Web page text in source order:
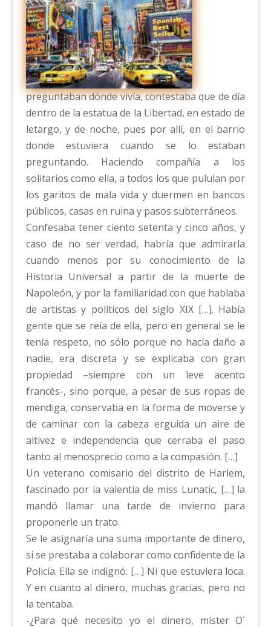
preguntaban dónde vivía, contestaba que de día
dentro de la estatua de la Libertad, en estado de
letargo, y de noche, pues por allí, en el barrio
donde estuviera cuando se lo estaban
preguntando. Haciendo compañía a los
solitarios como ella, a todos los que pululan por
los garitos de mala vida y duermen en bancos
públicos, casas en ruina y pasos subterráneos.
Confesaba tener ciento setenta y cinco años, y
caso de no ser verdad, habría que admirarla
cuando menos por su conocimiento de la
Historia Universal a partir de la muerte de
Napoleón, y por la familiaridad con que hablaba
de artistas y políticos del siglo XIX […]. Había
gente que se reía de ella, pero en general se le
tenía respeto, no sólo porque no hacía daño a
nadie, era discreta y se explicaba con gran
propiedad –siempre con un leve acento
francés-, sino porque, a pesar de sus ropas de
mendiga, conservaba en la forma de moverse y
de caminar con la cabeza erguida un aire de
altivez e independencia que cerraba el paso
tanto al menosprecio como a la compasión. […]
Un veterano comisario del distrito de Harlem,
fascinado por la valentía de miss Lunatic, […] la
mandó llamar una tarde de invierno para
proponerle un trato.
Se le asignaría una suma importante de dinero,
si se prestaba a colaborar como confidente de la
Policía. Ella se indignó. […] Ni que estuviera loca.
Y en cuanto al dinero, muchas gracias, pero no
la tentaba.
-¿Para qué necesito yo el dinero, míster O´